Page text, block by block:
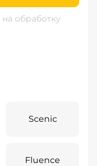
на обработку
Scenic
Fluence